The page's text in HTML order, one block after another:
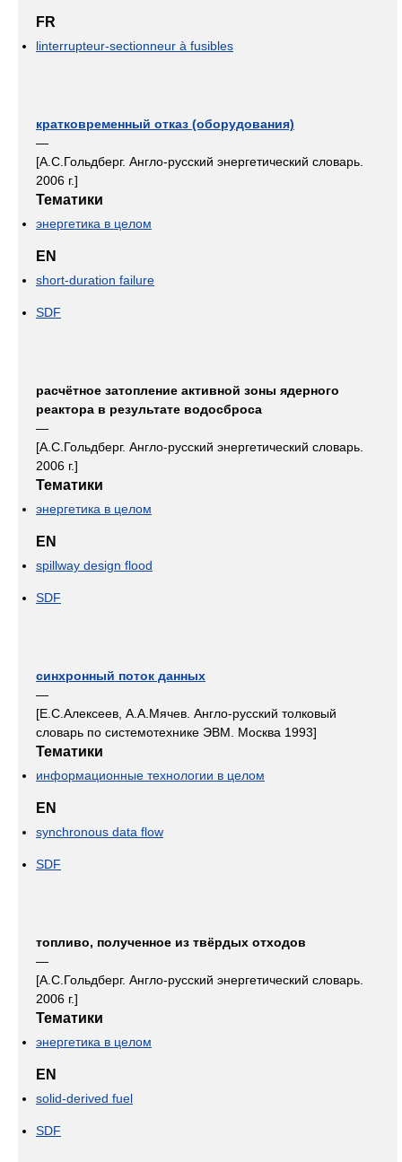
FR
linterrupteur-sectionneur à fusibles
кратковременный отказ (оборудования)
—
[А.С.Гольдберг. Англо-русский энергетический словарь.
2006 г.]
Тематики
энергетика в целом
EN
short-duration failure
SDF
расчётное затопление активной зоны ядерного
реактора в результате водосброса
—
[А.С.Гольдберг. Англо-русский энергетический словарь.
2006 г.]
Тематики
энергетика в целом
EN
spillway design flood
SDF
синхронный поток данных
—
[Е.С.Алексеев, А.А.Мячев. Англо-русский толковый
словарь по системотехнике ЭВМ. Москва 1993]
Тематики
информационные технологии в целом
EN
synchronous data flow
SDF
топливо, полученное из твёрдых отходов
—
[А.С.Гольдберг. Англо-русский энергетический словарь.
2006 г.]
Тематики
энергетика в целом
EN
solid-derived fuel
SDF